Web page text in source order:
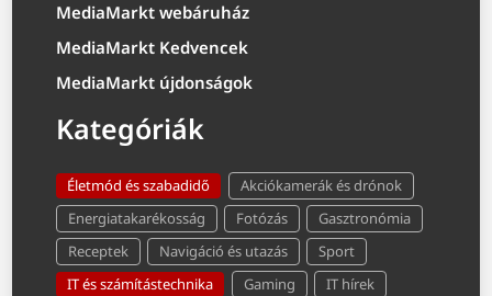
MediaMarkt webáruház
MediaMarkt Kedvencek
MediaMarkt újdonságok
Kategóriák
Életmód és szabadidő
Akciókamerák és drónok
Energiatakarékosság
Fotózás
Gasztronómia
Receptek
Navigáció és utazás
Sport
IT és számítástechnika
Gaming
IT hírek